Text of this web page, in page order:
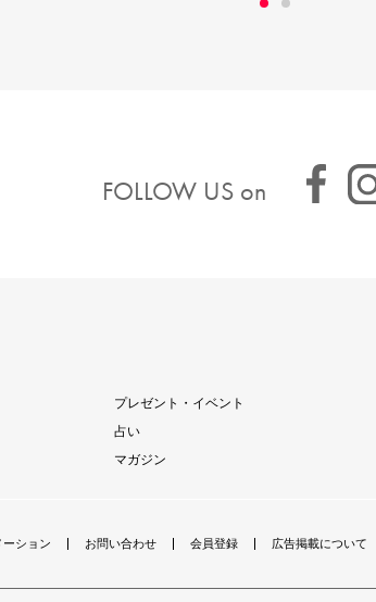
FOLLOW US on
プレゼント・イベント
占い
マガジン
ーション お問い合わせ 会員登録 広告掲載について